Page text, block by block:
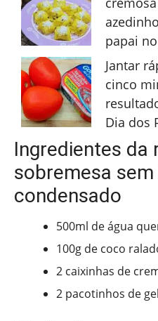
papai
Jantar
cinco
Dia dos
Ingredientes da
sobremesa
condensado
500ml de água
100g de coco
2 caixinhas de
2 pacotinhos de